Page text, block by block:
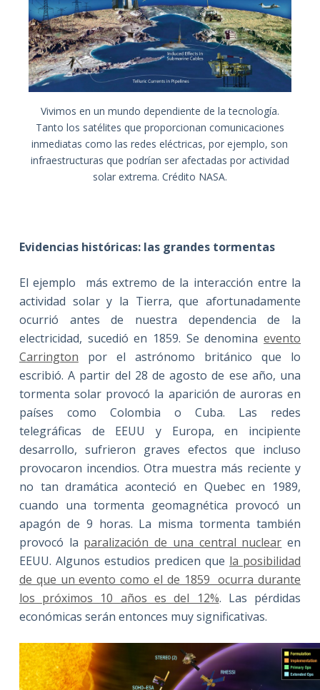
Vivimos en un mundo dependiente de la tecnología.
Tanto los satélites que proporcionan comunicaciones
inmediatas como las redes eléctricas, por ejemplo, son
infraestructuras que podrían ser afectadas por actividad
solar extrema. Crédito NASA.
Evidencias históricas: las grandes tormentas
El ejemplo más extremo de la interacción entre la
actividad solar y la Tierra, que afortunadamente
ocurrió antes de nuestra dependencia de la
electricidad, sucedió en 1859. Se denominaevento
Carrington por el astrónomo británico que lo
escribió. A partir del 28 de agosto de ese año, una
tormenta solar provocó la aparición de auroras en
países como Colombia o Cuba. Las redes
telegráficas de EEUU y Europa, en incipiente
desarrollo, sufrieron graves efectos que incluso
provocaron incendios. Otra muestra más reciente y
no tan dramática aconteció en Quebec en 1989,
cuando una tormenta geomagnética provocó un
apagón de 9 horas. La misma tormenta también
provocó la paralización de una central nuclear en
EEUU. Algunos estudios predicen que la posibilidad
de que un evento como el de 1859 ocurra durante
los próximos 10 años es del 12%. Las pérdidas
económicas serán entonces muy significativas.